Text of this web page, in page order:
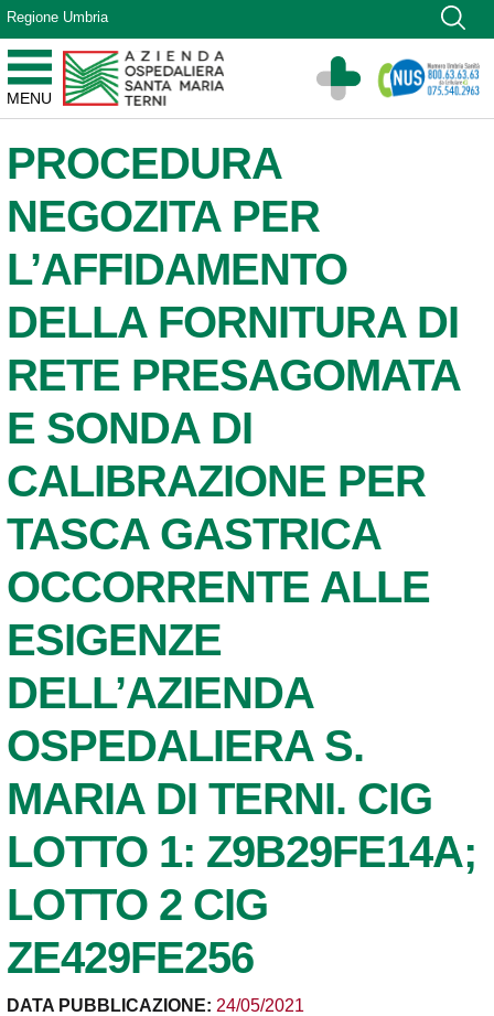
Vai ai contenuti
Vai al menu di navigazione
Vai al footer
Regione Umbria
MENU
Azienda Ospedaliera Santa Maria di Terni
Sito Istituzionale
PROCEDURA
NEGOZITA PER
L’AFFIDAMENTO
DELLA FORNITURA DI
RETE PRESAGOMATA
E SONDA DI
CALIBRAZIONE PER
TASCA GASTRICA
OCCORRENTE ALLE
ESIGENZE
DELL’AZIENDA
OSPEDALIERA S.
MARIA DI TERNI. CIG
LOTTO 1: Z9B29FE14A;
LOTTO 2 CIG
ZE429FE256
DATA PUBBLICAZIONE: 24/05/2021